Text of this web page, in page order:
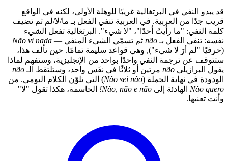
قد يبدو النفي في البرتغالية غريبًا للوهلة الأولى، لكنه في الواقع
قريب جدًا من العربية. في العربية تنفي الفعل بـ ما/لا/لم ثم تضيف
كلمة النفي: "ما رأيتُ أحدًا"، "لا شيء". البرتغالية تفعل الشيء
نفسه: تنفي الفعل بـ não ثم تسمّي الشيء المنفي — Não vi nada
(حرفيًا "لم أرَ لا شيء"), وهي قواعد سليمة تمامًا. حين تألف هذا،
ستتوقف عن ترجمة النفي واحدًا بواحد من الإنجليزية، وستفهم لماذا
يقول البرازيلي não مرتين أو ثلاثًا في نفَس واحد، وستلتقط الـ não
الودودة في نهاية الجملة (Não sei não) التي تلوّن الكلام اليومي. من
Não quero الهادئة إلى Não, não e não!
الحاسمة، هكذا تقول "لا"
وأنت تعنيها.